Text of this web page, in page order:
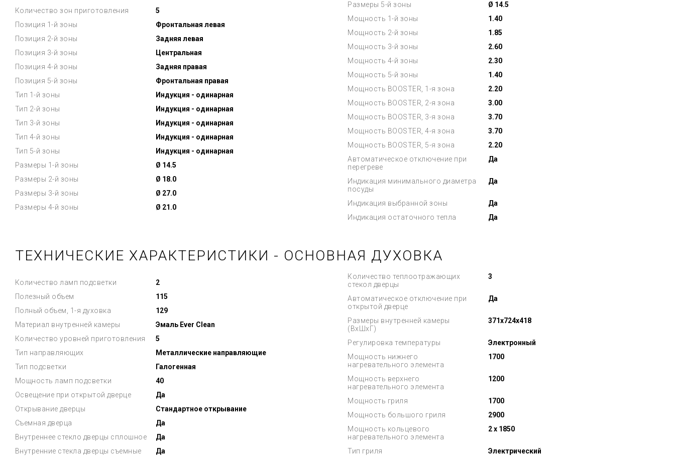
Количество зон приготовления
5
Позиция 1-й зоны
Фронтальная левая
Позиция 2-й зоны
Задняя левая
Позиция 3-й зоны
Центральная
Позиция 4-й зоны
Задняя правая
Позиция 5-й зоны
Фронтальная правая
Тип 1-й зоны
Индукция - одинарная
Тип 2-й зоны
Индукция - одинарная
Тип 3-й зоны
Индукция - одинарная
Тип 4-й зоны
Индукция - одинарная
Тип 5-й зоны
Индукция - одинарная
Размеры 1-й зоны
Ø 14.5
Размеры 2-й зоны
Ø 18.0
Размеры 3-й зоны
Ø 27.0
Размеры 4-й зоны
Ø 21.0
Размеры 5-й зоны
Ø 14.5
Мощность 1-й зоны
1.40
Мощность 2-й зоны
1.85
Мощность 3-й зоны
2.60
Мощность 4-й зоны
2.30
Мощность 5-й зоны
1.40
Мощность BOOSTER, 1-я зона
2.20
Мощность BOOSTER, 2-я зона
3.00
Мощность BOOSTER, 3-я зона
3.70
Мощность BOOSTER, 4-я зона
3.70
Мощность BOOSTER, 5-я зона
2.20
Автоматическое отключение при
перегреве
Да
Индикация минимального диаметра
посуды
Да
Индикация выбранной зоны
Да
Индикация остаточного тепла
Да
ТЕХНИЧЕСКИЕ ХАРАКТЕРИСТИКИ - ОСНОВНАЯ ДУХОВКА
Количество ламп подсветки
2
Полезный объем
115
Полный объем, 1-я духовка
129
Материал внутренней камеры
Эмаль Ever Clean
Количество уровней приготовления
5
Тип направляющих
Металлические направляющие
Тип подсветки
Галогенная
Мощность ламп подсветки
40
Освещение при открытой дверце
Да
Открывание дверцы
Стандартное открывание
Съемная дверца
Да
Внутреннее стекло дверцы сплошное
Да
Внутренние стекла дверцы съемные
Да
Количество теплоотражающих
стекол дверцы
3
Автоматическое отключение при
открытой дверце
Да
Размеры внутренней камеры
(ВхШхГ)
371x724x418
Регулировка температуры
Электронный
Мощность нижнего
нагревательного элемента
1700
Мощность верхнего
нагревательного элемента
1200
Мощность гриля
1700
Мощность большого гриля
2900
Мощность кольцевого
нагревательного элемента
2 x 1850
Тип гриля Электрический